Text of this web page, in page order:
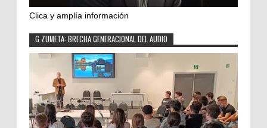
Clica y amplía información
G ZUMETA: BRECHA GENERACIONAL DEL AUDIO